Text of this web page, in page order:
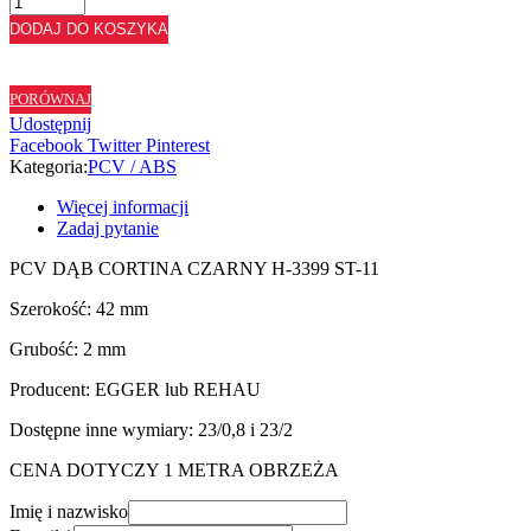
ABS
DĄB
CZARNY
H3399
ST11
-
42/2
DODAJ DO KOSZYKA
PORÓWNAJ
Udostępnij
Facebook Twitter Pinterest
Kategoria:PCV / ABS
Więcej informacji
Zadaj pytanie
PCV DĄB CORTINA CZARNY H-3399 ST-11
Szerokość: 42 mm
Grubość: 2 mm
Producent: EGGER lub REHAU
Dostępne inne wymiary: 23/0,8 i 23/2
CENA DOTYCZY 1 METRA OBRZEŻA
Imię i nazwisko